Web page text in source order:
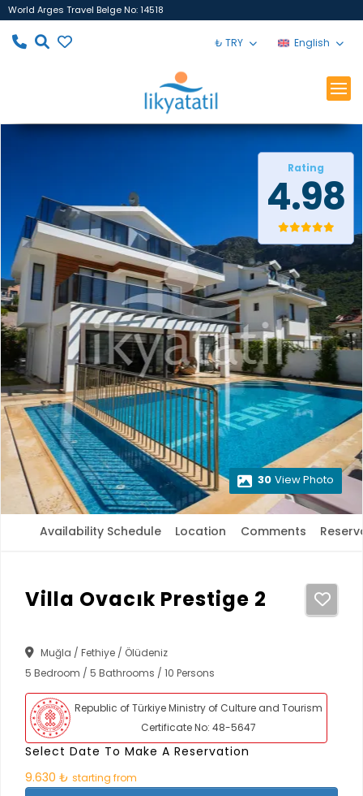
World Arges Travel Belge No: 14518
₺ TRY English
Rating
4.98
30 View Photo
Availability Schedule Location Comments
Villa Ovacık Prestige 2
Muğla / Fethiye / Ölüdeniz
5 Bedroom / 5 Bathrooms / 10 Persons
Republic of Türkiye Ministry of Culture and Tourism
Certificate No: 48-5647
Select Date To Make A Reservation
9.630 ₺ starting from